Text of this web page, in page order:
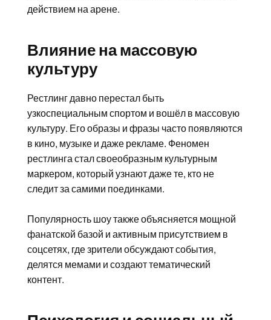
действием на арене.
Влияние на массовую
культуру
Рестлинг давно перестал быть
узкоспециальным спортом и вошёл в массовую
культуру. Его образы и фразы часто появляются
в кино, музыке и даже рекламе. Феномен
рестлинга стал своеобразным культурным
маркером, который узнают даже те, кто не
следит за самими поединками.
Популярность шоу также объясняется мощной
фанатской базой и активным присутствием в
соцсетях, где зрители обсуждают события,
делятся мемами и создают тематический
контент.